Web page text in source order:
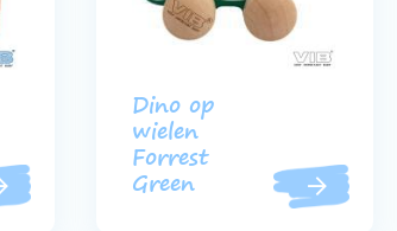
Dino op
wielen
Forrest
Green